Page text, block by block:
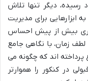
رسیده، دیگر تنها تلاش
ابزارهایی برای مدیریت
بیش از پیش احساس
زمان، با نگاهی جامع
پرداخته اند که چگونه می
در کنکور را هموارتر